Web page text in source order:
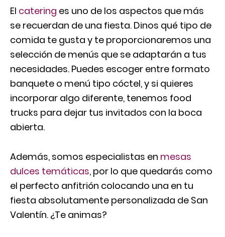
El catering es uno de los aspectos que más
se recuerdan de una fiesta. Dinos qué tipo de
comida te gusta y te proporcionaremos una
selección de menús que se adaptarán a tus
necesidades. Puedes escoger entre formato
banquete o menú tipo cóctel, y si quieres
incorporar algo diferente, tenemos food
trucks para dejar tus invitados con la boca
abierta.
Además, somos especialistas en mesas
dulces temáticas, por lo que quedarás como
el perfecto anfitrión colocando una en tu
fiesta absolutamente personalizada de San
Valentín. ¿Te animas?